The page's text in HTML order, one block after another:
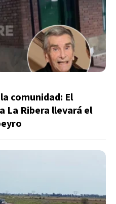
comunidad: El
La Ribera llevará el